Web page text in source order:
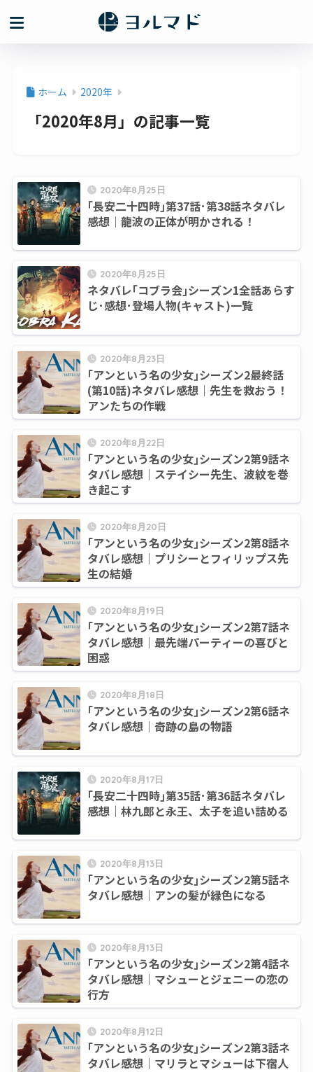
ホーム 2020年
「2020年8月」の記事一覧
2020年8月25日
｢長安二十四時｣第37話･第38話ネタバレ
感想｜龍波の正体が明かされる！
2020年8月25日
ネタバレ｢コブラ会｣シーズン1全話あらす
じ･感想･登場人物(キャスト)一覧
2020年8月23日
｢アンという名の少女｣シーズン2最終話
(第10話)ネタバレ感想｜先生を救おう！
アンたちの作戦
2020年8月22日
｢アンという名の少女｣シーズン2第9話ネ
タバレ感想｜ステイシー先生、波紋を巻
き起こす
2020年8月20日
｢アンという名の少女｣シーズン2第8話ネ
タバレ感想｜プリシーとフィリップス先
生の結婚
2020年8月19日
｢アンという名の少女｣シーズン2第7話ネ
タバレ感想｜最先端パーティーの喜びと
困惑
2020年8月18日
｢アンという名の少女｣シーズン2第6話ネ
タバレ感想｜奇跡の島の物語
2020年8月17日
｢長安二十四時｣第35話･第36話ネタバレ
感想｜林九郎と永王、太子を追い詰める
2020年8月13日
｢アンという名の少女｣シーズン2第5話ネ
タバレ感想｜アンの髪が緑色になる
2020年8月13日
｢アンという名の少女｣シーズン2第4話ネ
タバレ感想｜マシューとジェニーの恋の
行方
2020年8月12日
｢アンという名の少女｣シーズン2第3話ネ
タバレ感想｜マリラとマシューは下宿人